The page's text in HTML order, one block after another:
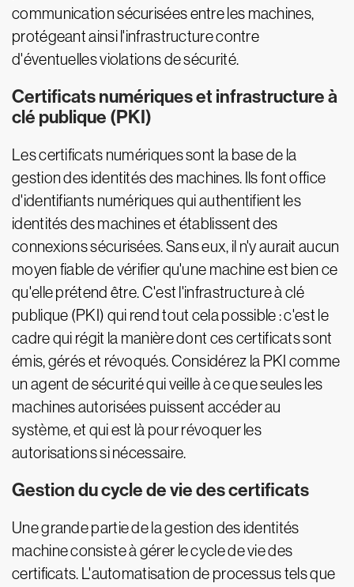
communication sécurisées entre les machines,
protégeant ainsi l'infrastructure contre
d'éventuelles violations de sécurité.
Certificats numériques et infrastructure à
clé publique (PKI)
Les certificats numériques sont la base de la
gestion des identités des machines. Ils font office
d'identifiants numériques qui authentifient les
identités des machines et établissent des
connexions sécurisées. Sans eux, il n'y aurait aucun
moyen fiable de vérifier qu'une machine est bien ce
qu'elle prétend être. C'est l'infrastructure à clé
publique (PKI) qui rend tout cela possible : c'est le
cadre qui régit la manière dont ces certificats sont
émis, gérés et révoqués. Considérez la PKI comme
un agent de sécurité qui veille à ce que seules les
machines autorisées puissent accéder au
système, et qui est là pour révoquer les
autorisations si nécessaire.
Gestion du cycle de vie des certificats
Une grande partie de la gestion des identités
machine consiste à gérer le cycle de vie des
certificats. L'automatisation de processus tels que